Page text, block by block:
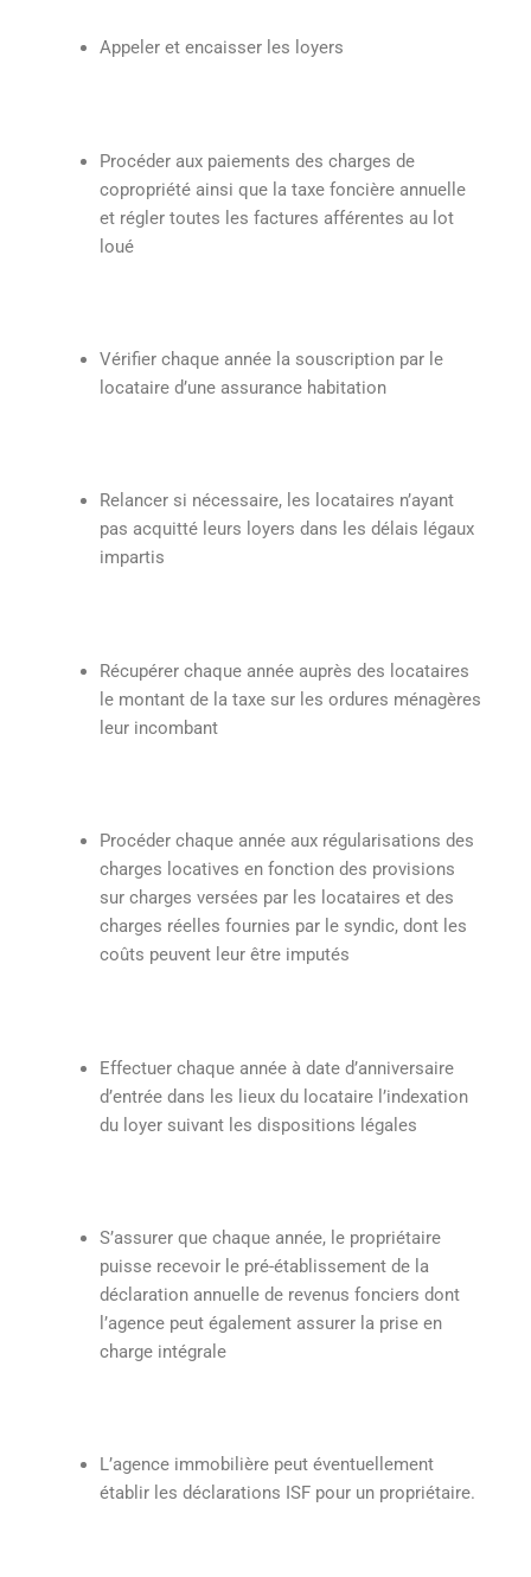
Appeler et encaisser les loyers
Procéder aux paiements des charges de
copropriété ainsi que la taxe foncière annuelle
et régler toutes les factures afférentes au lot
loué
Vérifier chaque année la souscription par le
locataire d’une assurance habitation
Relancer si nécessaire, les locataires n’ayant
pas acquitté leurs loyers dans les délais légaux
impartis
Récupérer chaque année auprès des locataires
le montant de la taxe sur les ordures ménagères
leur incombant
Procéder chaque année aux régularisations des
charges locatives en fonction des provisions
sur charges versées par les locataires et des
charges réelles fournies par le syndic, dont les
coûts peuvent leur être imputés
Effectuer chaque année à date d’anniversaire
d’entrée dans les lieux du locataire l’indexation
du loyer suivant les dispositions légales
S’assurer que chaque année, le propriétaire
puisse recevoir le pré-établissement de la
déclaration annuelle de revenus fonciers dont
l’agence peut également assurer la prise en
charge intégrale
L’agence immobilière peut éventuellement
établir les déclarations ISF pour un propriétaire.